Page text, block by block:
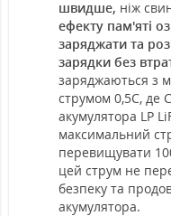
швидше, ніж
ефекту пам'яті
заряджати та
зарядки без
заряджаються з
струмом 0,5С, де
акумулятора LP
максимальний
перевищувати
цей струм не
безпеку та
акумулятора.